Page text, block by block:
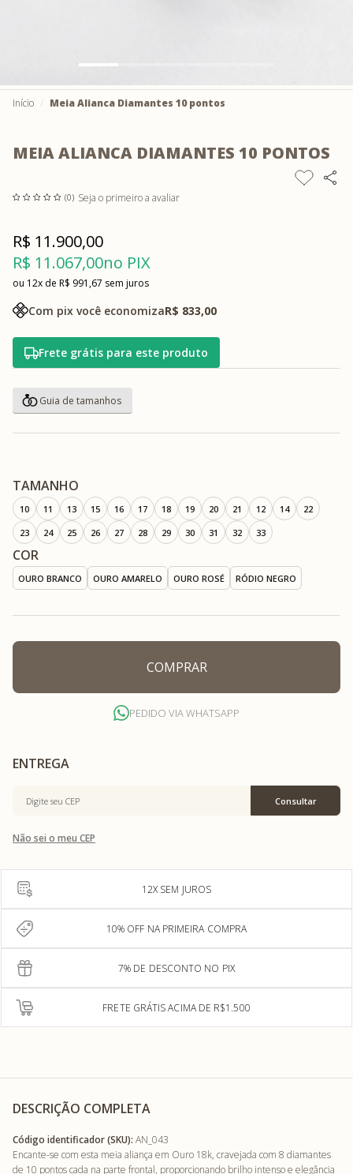
Início Meia Alianca Diamantes 10 pontos
MEIA ALIANCA DIAMANTES 10 PONTOS
(0) Seja o primeiro a avaliar
R$ 11.067,00no PIX
R$ 11.900,00
12x R$ 991,67 sem juros
Com pix você economizaR$ 833,00
Frete grátis para este produto
TAMANHO
10 11 13 15 16 17 18 19 20 21 12 14
22
23
24 25 26 27 28 29 30 31 32 33
COR
OURO BRANCO OURO AMARELO OURO ROSÉ RÓDIO NEGRO
COMPRAR
PEDIDO VIA WHATSAPP
Não sei o meu CEP
12X SEM JUROS
10% OFF NA PRIMEIRA COMPRA
7% DE DESCONTO NO PIX
FRETE GRÁTIS ACIMA DE R$1.500
DESCRIÇÃO COMPLETA
Código identificador (SKU): AN_043
Encante-se com esta meia aliança em Ouro 18k, cravejada com 8 diamantes
de 10 pontos cada na parte frontal, proporcionando brilho intenso e elegância